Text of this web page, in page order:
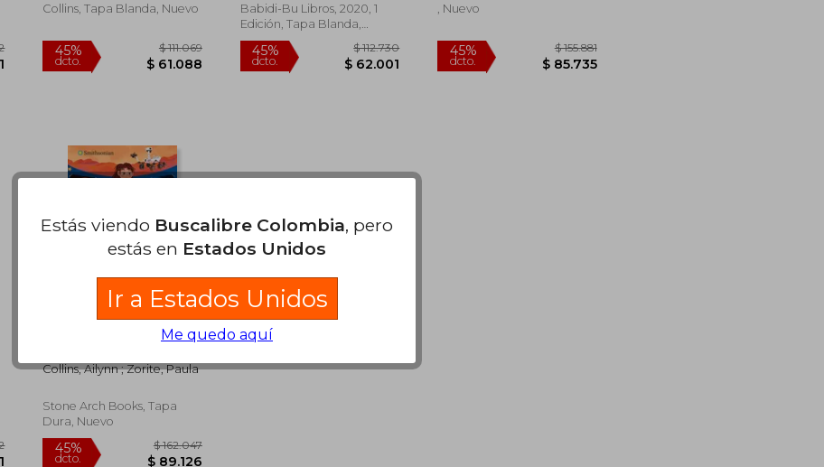
$ 57.531
Collins, Tapa Blanda, Nuevo
45%
dcto. $ 61.088
Babidi-Bu Libros, 2020, 1
Edición, Tapa Blanda,
Nuevo
dcto.
, Nuevo
Inglés)
Collins, Ailynn ; Zorite, Paula
Stone Arch Books, Tapa
Dura, Nuevo
Estás viendo Buscalibre Colombia, pero
estás en Estados Unidos
Ir a Estados Unidos
Me quedo aquí